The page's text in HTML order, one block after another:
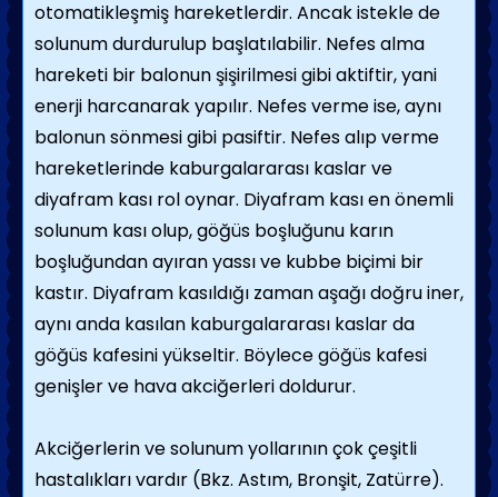
otomatikleşmiş hareketlerdir. Ancak istekle de
solunum durdurulup başlatılabilir. Nefes alma
hareketi bir balonun şişirilmesi gibi aktiftir, yani
enerji harcanarak yapılır. Nefes verme ise, aynı
balonun sönmesi gibi pasiftir. Nefes alıp verme
hareketlerinde kaburgalararası kaslar ve
diyafram kası rol oynar. Diyafram kası en önemli
solunum kası olup, göğüs boşluğunu karın
boşluğundan ayıran yassı ve kubbe biçimi bir
kastır. Diyafram kasıldığı zaman aşağı doğru iner,
aynı anda kasılan kaburgalararası kaslar da
göğüs kafesini yükseltir. Böylece göğüs kafesi
genişler ve hava akciğerleri doldurur.
Akciğerlerin ve solunum yollarının çok çeşitli
hastalıkları vardır (Bkz. Astım, Bronşit, Zatürre).